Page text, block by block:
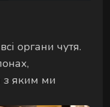
органи чутя.
з яким ми
балансу.